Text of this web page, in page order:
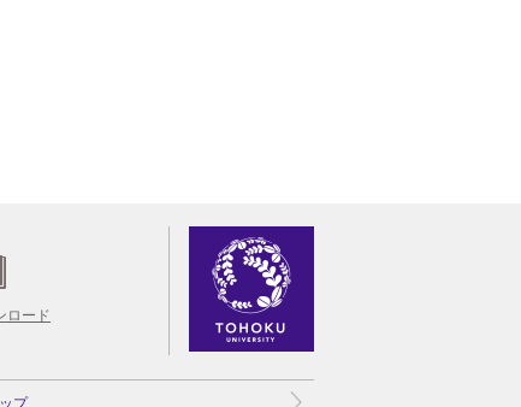
ロード
プ